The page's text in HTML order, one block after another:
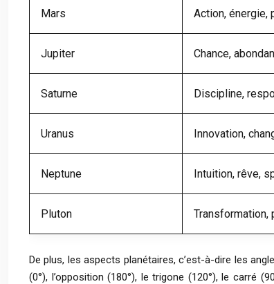
Mars Action, énergie,
Jupiter Chance,
Saturne Discipline,
Uranus Innovation,
Neptune Intuition, rêve,
Pluton Transformation,
De plus, les aspects planétaires, c’est-à-dire les
(0°), l’opposition (180°), le trigone (120°), le carré